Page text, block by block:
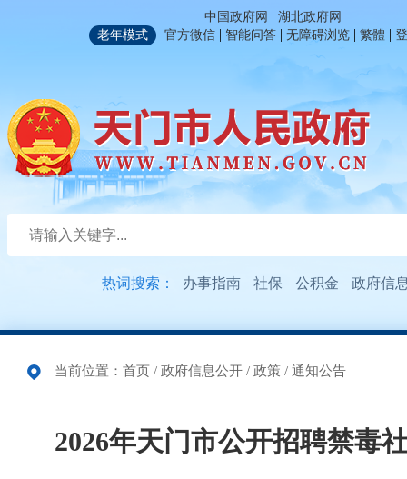
中国政府网 | 湖北政府网
老年模式
官方微信 | 智能问答 | 无障碍浏览 | 繁體 |
热词搜索： 办事指南 社保 公积金 政府信
当前位置： 首页 / 政府信息公开 / 政策 / 通知公告
2026年天门市公开招聘禁毒